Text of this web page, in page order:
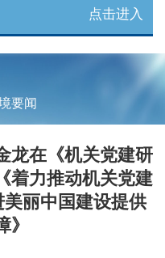
点击进入
要闻
龙在《机关党建研
着力推动机关党建
丽中国建设提供
》